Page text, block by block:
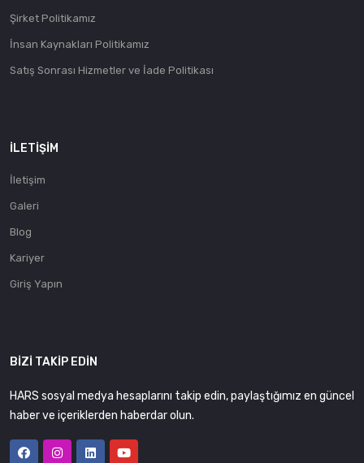
Şirket Politikamız
İnsan Kaynakları Politikamız
Satış Sonrası Hizmetler ve İade Politikası
İLETIŞIM
İletişim
Galeri
Blog
Kariyer
Giriş Yapın
BIZI TAKIP EDIN
HARS sosyal medya hesaplarını takip edin, paylaştığımız en güncel
haber ve içeriklerden haberdar olun.